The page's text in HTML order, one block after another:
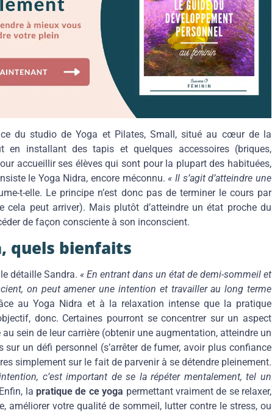
du studio de Yoga et Pilates, Small, situé au cœur de la
en installant des tapis et quelques accessoires (briques,
accueillir ses élèves qui sont pour la plupart des habituées,
le Yoga Nidra, encore méconnu.« Il s’agit d’atteindre une
t-elle. Le principe n’est donc pas de terminer le cours par
cela peut arriver). Mais plutôt d’atteindre un état proche du
de façon consciente à son inconscient.
quels bienfaits
détaille Sandra. « En entrant dans un état de demi-sommeil et
on peut amener une intention et travailler au long terme
au Yoga Nidra et à la relaxation intense que la pratique
donc. Certaines pourront se concentrer sur un aspect
sein de leur carrière (obtenir une augmentation, atteindre un
sur un défi personnel (s’arrêter de fumer, avoir plus confiance
simplement sur le fait de parvenir à se détendre pleinement.
c’est important de se la répéter mentalement, tel un
lapratique de ce yoga permettant vraiment de se relaxer,
améliorer votre qualité de sommeil, lutter contre le stress, ou